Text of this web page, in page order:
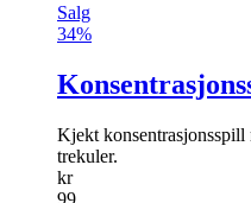
Salg
34%
Kjekt konsentrasjonsspill
trekuler.
kr
99